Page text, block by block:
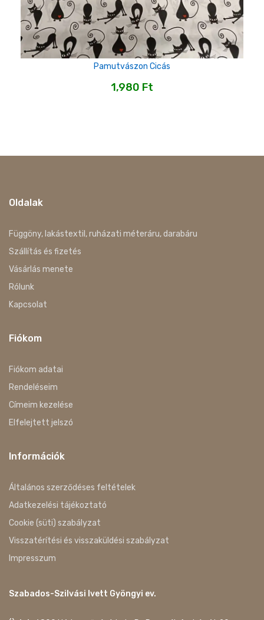
Pamutvászon Cicás
1,980 Ft
Oldalak
Függöny, lakástextil, ruházati méteráru, darabáru
Szállítás és fizetés
Vásárlás menete
Rólunk
Kapcsolat
Fiókom
Fiókom adatai
Rendeléseim
Címeim kezelése
Elfelejtett jelszó
Információk
Általános szerződéses feltételek
Adatkezelési tájékoztató
Cookie (süti) szabályzat
Visszatérítési és visszaküldési szabályzat
Impresszum
Szabados-Szilvási Ivett Gyöngyi ev.